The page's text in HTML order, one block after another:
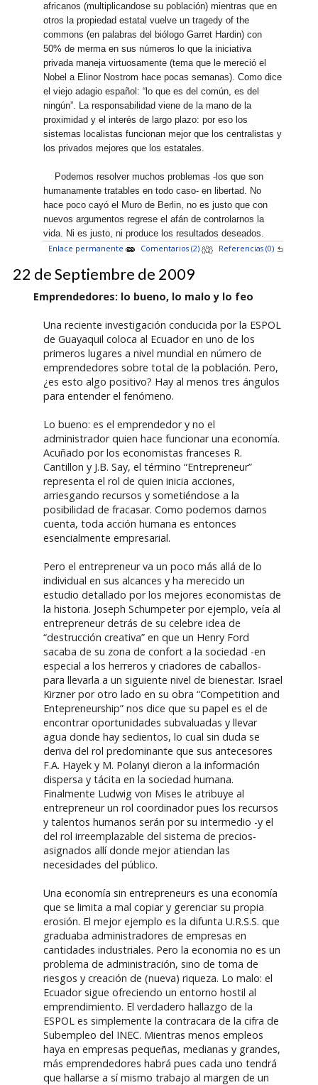
africanos (multiplicandose su población) mientras que en
otros la propiedad estatal vuelve un tragedy of the
commons (en palabras del biólogo Garret Hardin) con
50% de merma en sus números lo que la iniciativa
privada maneja virtuosamente (tema que le mereció el
Nobel a Elinor Nostrom hace pocas semanas). Como dice
el viejo adagio español: “lo que es del común, es del
ningún”. La responsabilidad viene de la mano de la
proximidad y el interés de largo plazo: por eso los
sistemas localistas funcionan mejor que los centralistas y
los privados mejores que los estatales.
Podemos resolver muchos problemas -los que son
humanamente tratables en todo caso- en libertad. No
hace poco cayó el Muro de Berlin, no es justo que con
nuevos argumentos regrese el afán de controlarnos la
vida. Ni es justo, ni produce los resultados deseados.
Enlace permanente
Comentarios (2) Referencias (0)
22 de Septiembre de 2009
Emprendedores: lo bueno, lo malo y lo feo
Una reciente investigación conducida por la ESPOL
de Guayaquil coloca al Ecuador en uno de los
primeros lugares a nivel mundial en número de
emprendedores sobre total de la población. Pero,
¿es esto algo positivo? Hay al menos tres ángulos
para entender el fenómeno.
Lo bueno: es el emprendedor y no el
administrador quien hace funcionar una economía.
Acuñado por los economistas franceses R.
Cantillon y J.B. Say, el término “Entrepreneur”
representa el rol de quien inicia acciones,
arriesgando recursos y sometiéndose a la
posibilidad de fracasar. Como podemos darnos
cuenta, toda acción humana es entonces
esencialmente empresarial.
Pero el entrepreneur va un poco más allá de lo
individual en sus alcances y ha merecido un
estudio detallado por los mejores economistas de
la historia. Joseph Schumpeter por ejemplo, veía al
entrepreneur detrás de su celebre idea de
“destrucción creativa” en que un Henry Ford
sacaba de su zona de confort a la sociedad -en
especial a los herreros y criadores de caballos-
para llevarla a un siguiente nivel de bienestar. Israel
Kirzner por otro lado en su obra “Competition and
Entepreneurship” nos dice que su papel es el de
encontrar oportunidades subvaluadas y llevar
agua donde hay sedientos, lo cual sin duda se
deriva del rol predominante que sus antecesores
F.A. Hayek y M. Polanyi dieron a la información
dispersa y tácita en la sociedad humana.
Finalmente Ludwig von Mises le atribuye al
entrepreneur un rol coordinador pues los recursos
y talentos humanos serán por su intermedio -y el
del rol irreemplazable del sistema de precios-
asignados allí donde mejor atiendan las
necesidades del público.
Una economía sin entrepreneurs es una economía
que se limita a mal copiar y gerenciar su propia
erosión. El mejor ejemplo es la difunta U.R.S.S. que
graduaba administradores de empresas en
cantidades industriales. Pero la economia no es un
problema de administración, sino de toma de
riesgos y creación de (nueva) riqueza. Lo malo: el
Ecuador sigue ofreciendo un entorno hostil al
emprendimiento. El verdadero hallazgo de la
ESPOL es simplemente la contracara de la cifra de
Subempleo del INEC. Mientras menos empleos
haya en empresas pequeñas, medianas y grandes,
más emprendedores habrá pues cada uno tendrá
que hallarse a sí mismo trabajo al margen de un